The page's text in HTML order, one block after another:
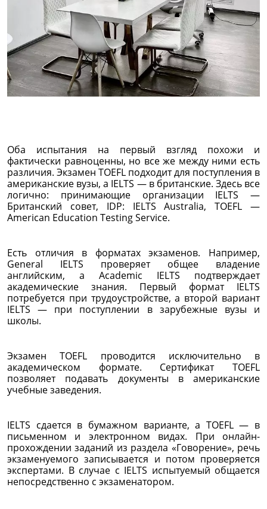
Оба испытания на первый взгляд похожи и
фактически равноценны, но все же между ними есть
различия. Экзамен TOEFL подходит для поступления в
американские вузы, а IELTS — в британские. Здесь все
логично: принимающие организации IELTS —
Британский совет, IDP: IELTS Australia, TOEFL —
American Education Testing Service.
Есть отличия в форматах экзаменов. Например,
General IELTS проверяет общее владение
английским, а Academic IELTS подтверждает
академические знания. Первый формат IELTS
потребуется при трудоустройстве, а второй вариант
IELTS — при поступлении в зарубежные вузы и
школы.
Экзамен TOEFL проводится исключительно в
академическом формате. Сертификат TOEFL
позволяет подавать документы в американские
учебные заведения.
IELTS сдается в бумажном варианте, а TOEFL — в
письменном и электронном видах. При онлайн-
прохождении заданий из раздела «Говорение», речь
экзаменуемого записывается и потом проверяется
экспертами. В случае с IELTS испытуемый общается
непосредственно с экзаменатором.